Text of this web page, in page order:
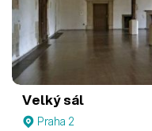
Velký sál
Praha 2